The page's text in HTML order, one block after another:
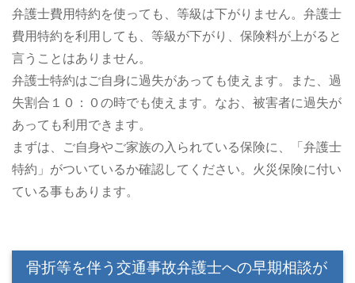
弁護士費用特約を使っても、等級は下がりません。弁護士
費用特約を利用しても、等級が下がり、保険料が上がると
言うことはありません。
弁護士特約はご自身に過失があっても使えます。また、過
失割合１０：０の時でも使えます。なお、被害者に過失が
あっても利用できます。
まずは、ご自身やご家族の入られている保険に、「弁護士
特約」がついているか確認してください。火災保険に付い
ている事もあります。
骨折等を伴う交通事故弁護士への早期相談が